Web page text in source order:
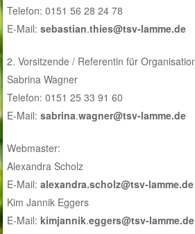
Telefon: 0151 56 28 24 78
E-Mail:sebastian.thies@tsv-lamme.de
2. Vorsitzende / Referentin für
Sabrina Wagner
Telefon: 0151 25 33 91 60
E-Mail:sabrina.wagner@tsv-lamme.de
Webmaster:
Alexandra Scholz
E-Mail:alexandra.scholz@tsv-lamme.de
Kim Jannik Eggers
E-Mail:kimjannik.eggers@tsv-lamme.de